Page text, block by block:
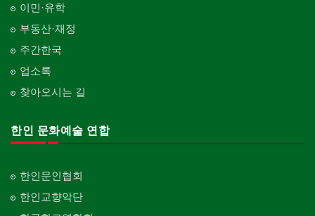
이민·유학
부동산·재정
주간한국
업소록
찾아오시는 길
한인 문화예술 연합
한인문인협회
한인교향악단